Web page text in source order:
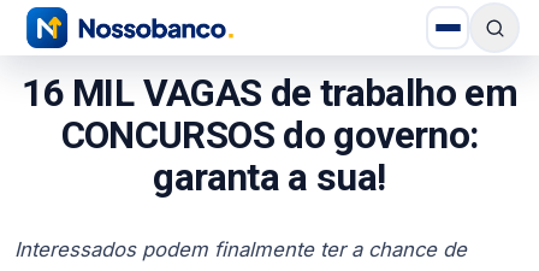
16 MIL VAGAS de trabalho em
CONCURSOS do governo:
garanta a sua!
Interessados podem finalmente ter a chance de